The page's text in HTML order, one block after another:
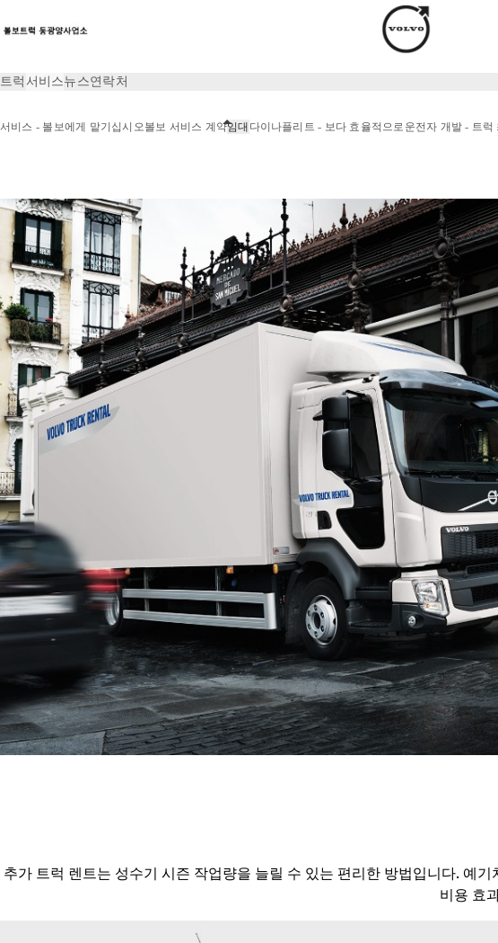
트럭서비스뉴스연락처
서비스 - 볼보에게 맡기십시오볼보 서비스 계약임대 다이나플리트 - 보다 효율적으로 운전자 개발 - 트럭
추가 트럭 렌트는 성수기 시즌 작업량을 늘릴 수 있는 편리한 방법입니다. 예
비용 효